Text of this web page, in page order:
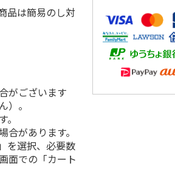
品は簡易のし対
がございます
）。
があります。
を選択、必要数
面での「カート